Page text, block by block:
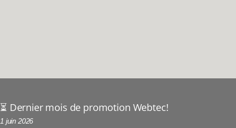
⏳ Dernier mois de promotion Webtec!
1 juin 2026